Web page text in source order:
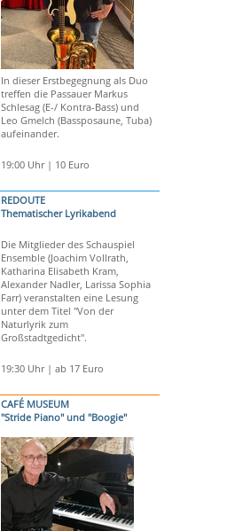
In dieser Erstbegegnung als Duo
treffen die Passauer Markus
Schlesag (E-/ Kontra-Bass) und
Leo Gmelch (Bassposaune, Tuba)
aufeinander.
19:00 Uhr | 10 Euro
REDOUTE
Thematischer Lyrikabend
Die Mitglieder des Schauspiel
Ensemble (Joachim Vollrath,
Katharina Elisabeth Kram,
Alexander Nadler, Larissa Sophia
Farr) veranstalten eine Lesung
unter dem Titel "Von der
Naturlyrik zum
Großstadtgedicht".
19:30 Uhr | ab 17 Euro
CAFÉ MUSEUM
"Stride Piano" und "Boogie"